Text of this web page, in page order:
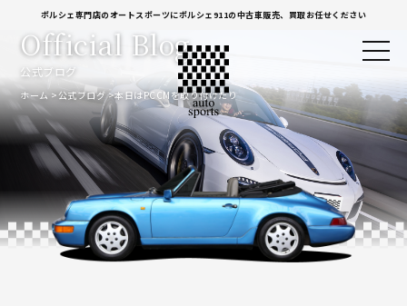
ポルシェ専門店のオートスポーツにポルシェ911の中古車販売、買取お任せください
公式ブログ
Official Blog
ホーム 公式ブログ 本日はPCCMを取り付けたり